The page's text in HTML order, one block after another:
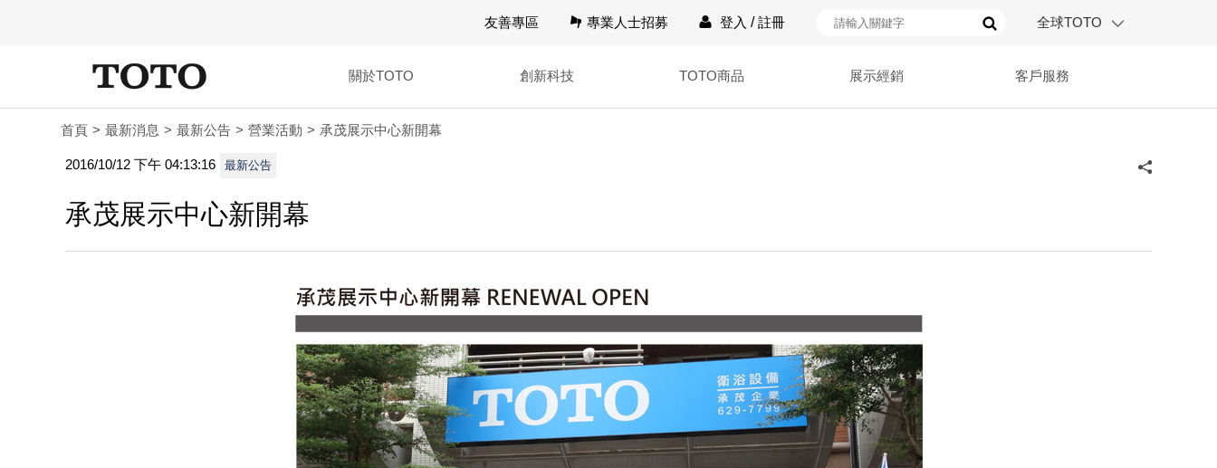
友善專區 專業人士招募 登入 /註冊 全球TOTO
關於TOTO 創新科技 TOTO商品 展示經銷 客戶服務
首頁 最新消息 最新公告 營業活動 承茂展示中心新開幕
2016/10/12 下午 04:13:16 最新公告
承茂展示中心新開幕